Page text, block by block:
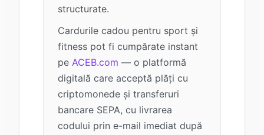
structurate.
Cardurile cadou pentru sport și
fitness pot fi cumpărate instant
pe ACEB.com — o platformă
digitală care acceptă plăți cu
criptomonede și transferuri
bancare SEPA, cu livrarea
codului prin e-mail imediat după